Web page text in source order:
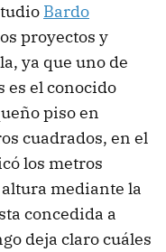
Bardo
proyectos y
ya que uno de
es el conocido
piso en
cuadrados, en el
los metros
mediante la
concedida a
deja claro cuáles